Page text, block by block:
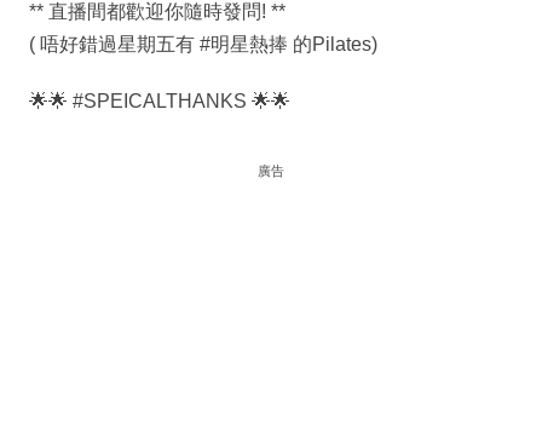
** 直播間都歡迎你隨時發問! **
( 唔好錯過星期五有 #明星熱捧 的Pilates)
🌟🌟 #SPEICALTHANKS 🌟🌟
廣告